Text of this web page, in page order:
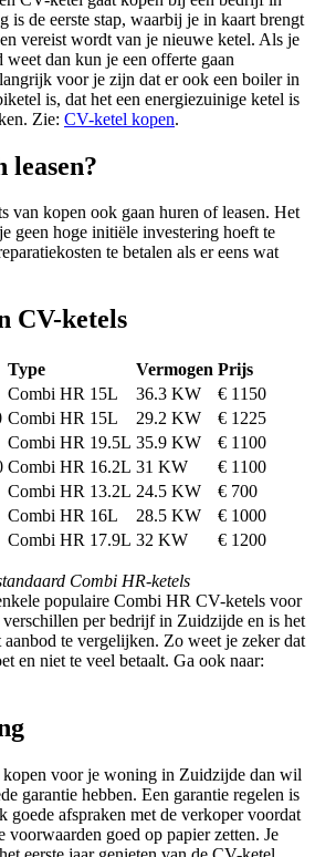
is de eerste stap, waarbij je in kaart brengt
vereist wordt van je nieuwe ketel. Als je
weet dan kun je een offerte gaan
voor je zijn dat er ook een boiler in
is, dat het een energiezuinige ketel is
Zie: CV-ketel kopen.
leasen?
van kopen ook gaan huren of leasen. Het
geen hoge initiële investering hoeft te
te betalen als er eens wat
CV-ketels
Type Vermogen Prijs
Combi HR 15L 36.3 KW
€ 1150
Combi HR 15L 29.2 KW
€ 1225
Combi HR 19.5L 35.9 KW
€ 1100
Combi HR 16.2L 31 KW
€ 1100
Combi HR 13.2L 24.5 KW
€ 700
Combi HR 16L 28.5 KW
€ 1000
Combi HR 17.9L 32 KW € 1200
Combi HR-ketels
populaire Combi HR CV-ketels voor
per bedrijf in Zuidzijde en is het
te vergelijken. Zo weet je zeker dat
en niet te veel betaalt. Ga ook naar:
kopen voor je woning in Zuidzijde dan wil
garantie hebben. Een garantie regelen is
goede afspraken met de verkoper voordat
voorwaarden goed op papier zetten. Je